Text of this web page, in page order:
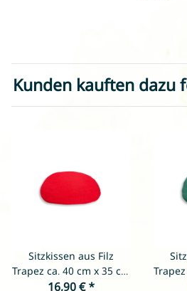
Kunden kauften dazu
Sitzkissen aus Filz
Trapez ca. 40 cm x 35 cm
- Rot
16,90 €*